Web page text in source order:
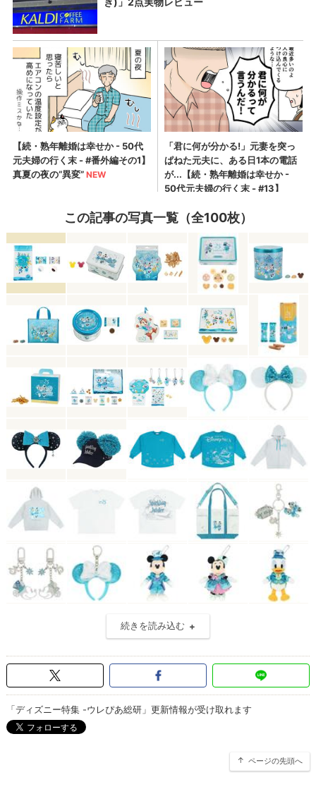
この記事の写真一覧（全100枚）
続きを読み込む
「ディズニー特集 -ウレぴあ総研」更新情報が受け取れます
ページの先頭へ